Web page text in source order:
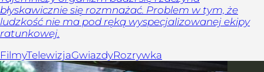
błyskawicznie się rozmnażać. Problem w tym, że
ludzkość nie ma pod ręką wyspecjalizowanej ekipy
ratunkowej.
FilmyTelewizjaGwiazdyRozrywka